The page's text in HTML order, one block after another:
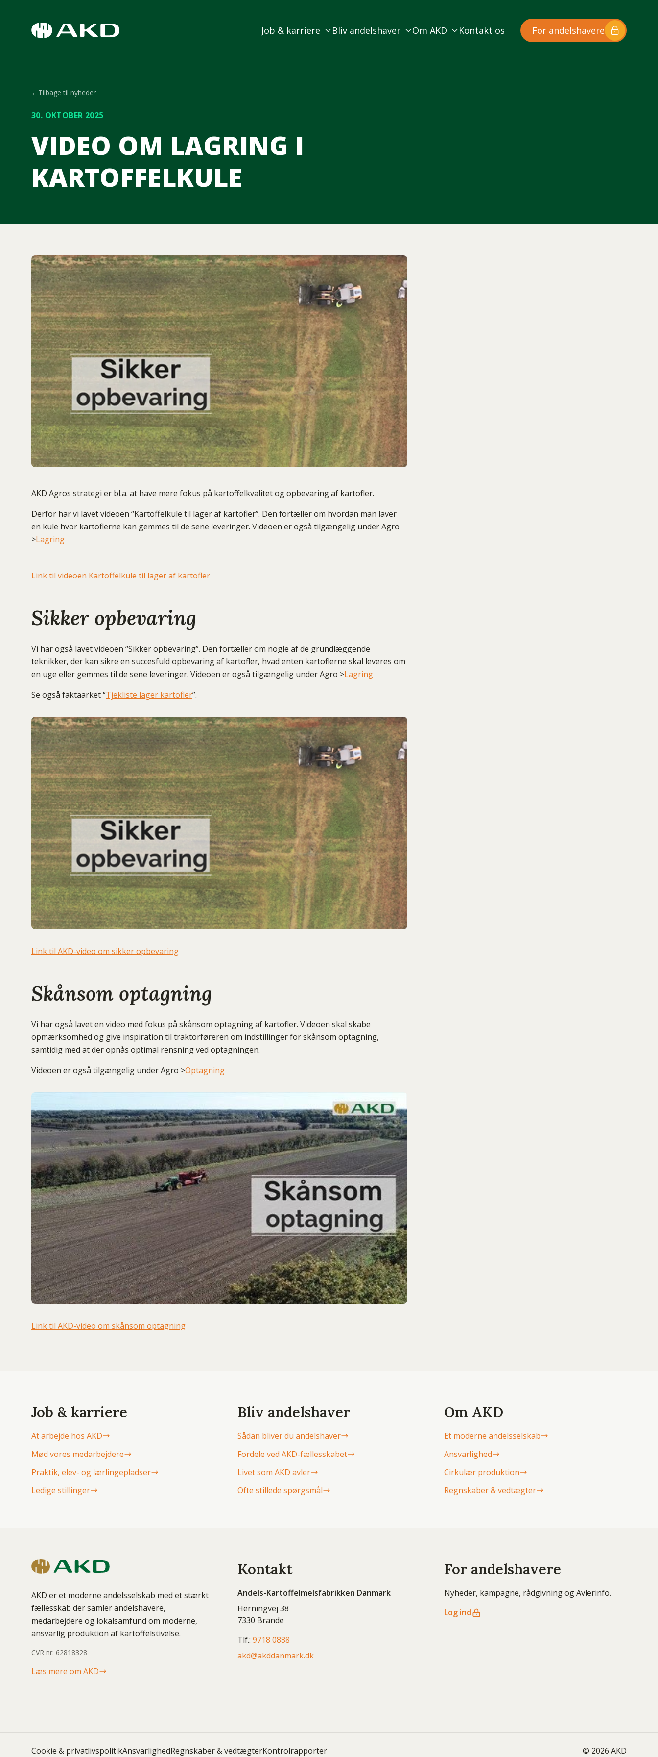
Job & karriere Bliv andelshaver Om AKD Kontakt os For andelshavere
←Tilbage til nyheder
30. OKTOBER 2025
VIDEO OM LAGRING I
KARTOFFELKULE
AKD Agros strategi er bl.a. at have mere fokus på kartoffelkvalitet og opbevaring af kartofler.
Derfor har vi lavet videoen “Kartoffelkule til lager af kartofler”. Den fortæller om hvordan man laver
en kule hvor kartoflerne kan gemmes til de sene leveringer. Videoen er også tilgængelig under Agro
>Lagring
Link til videoen Kartoffelkule til lager af kartofler
Sikker opbevaring
Vi har også lavet videoen “Sikker opbevaring”. Den fortæller om nogle af de grundlæggende
teknikker, der kan sikre en succesfuld opbevaring af kartofler, hvad enten kartoflerne skal leveres om
en uge eller gemmes til de sene leveringer. Videoen er også tilgængelig under Agro >Lagring
Se også faktaarket “Tjekliste lager kartofler”.
Link til AKD-video om sikker opbevaring
Skånsom optagning
Vi har også lavet en video med fokus på skånsom optagning af kartofler. Videoen skal skabe
opmærksomhed og give inspiration til traktorføreren om indstillinger for skånsom optagning,
samtidig med at der opnås optimal rensning ved optagningen.
Videoen er også tilgængelig under Agro >Optagning
Link til AKD-video om skånsom optagning
Job & karriere
At arbejde hos AKD
Mød vores medarbejdere
Praktik, elev- og lærlingepladser
Ledige stillinger
Bliv andelshaver
Sådan bliver du andelshaver
Fordele ved AKD-fællesskabet
Livet som AKD avler
Ofte stillede spørgsmål
Om AKD
Et moderne andelsselskab
Ansvarlighed
Cirkulær produktion
Regnskaber & vedtægter
AKD er et moderne andelsselskab med et stærkt
fællesskab der samler andelshavere,
medarbejdere og lokalsamfund om moderne,
ansvarlig produktion af kartoffelstivelse.
CVR nr: 62818328
Læs mere om AKD
Kontakt
Andels-Kartoffelmelsfabrikken Danmark
Herningvej 38
7330 Brande
Tlf.:9718 0888
akd@akddanmark.dk
For andelshavere
Nyheder, kampagne, rådgivning og Avlerinfo.
Log ind
Cookie & privatlivspolitikAnsvarlighedRegnskaber & vedtægterKontrolrapporter © 2026 AKD